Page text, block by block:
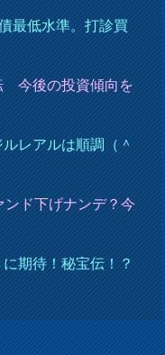
最低水準。打診買
今後の投資傾向を
レアルは順調（＾
ンド下げナンデ？今
期待！秘宝伝！？